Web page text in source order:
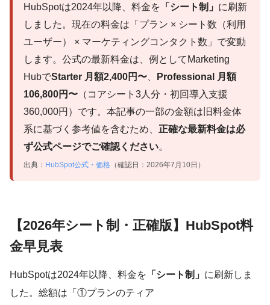
HubSpotは2024年以降、料金を 「シート制」 に刷新
しました。現在の料金は「プラン × シート数（利用
ユーザー） × マーケティングコンタクト数」で変動
します。公式の最新料金は、例としてMarketing
HubでStarter 月額2,400円〜
Professional 月額
106,800円〜 （コアシート3人分・初回導入支援
360,000円）です。本記事の一部の金額は旧料金体
系に基づく参考値を含むため、 正確な最新料金は必
ず公式ページでご確認ください。
出典： HubSpot公式・価格 （確認日：2026年7月10日）
【2026年シート制・正確版】HubSpot料
金早見表
HubSpotは2024年以降、料金を 「シート制」 に刷新しま
した。総額は「①プランのティア